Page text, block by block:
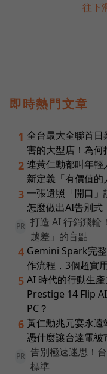
往下
即時熱門文章
1 全台最大全聯首
害的大型店！為何
2 連黃仁勳都叫年
新定義「有價值的
3 一張遺照「開口
怎麼做出AI告別式
PR
打造 AI 行銷飛輪
越差」的盲點
4 Gemini Spark完
作流程，3個超實
5 AI 時代的行動生
Prestige 14 Flip
PC？
6 黃仁勳兆元宴永遠
憑什麼讓台達電被
PR
告別極速迷思！
標準